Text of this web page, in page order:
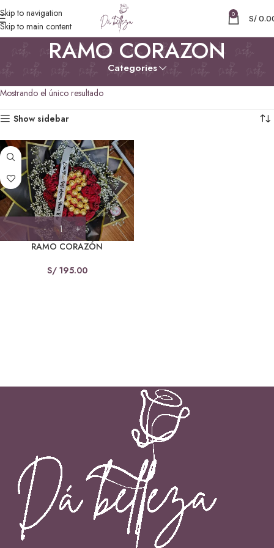
Skip to navigation
Skip to main content
0 S/
RAMO CORAZON
Categories
Mostrando el único resultado
Show sidebar
RAMO CORAZÓN
S/195.00